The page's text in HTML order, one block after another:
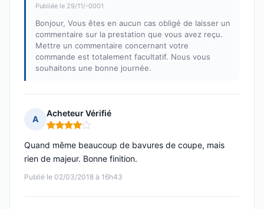
Publiée le 29/11/-0001
Bonjour, Vous êtes en aucun cas obligé de laisser un
commentaire sur la prestation que vous avez reçu.
Mettre un commentaire concernant votre
commande est totalement facultatif. Nous vous
souhaitons une bonne journée.
A
Acheteur Vérifié
Note : 4 sur 5
Publié le 02/03/2018 à 16h43
Quand même beaucoup de bavures de coupe, mais
rien de majeur. Bonne finition.